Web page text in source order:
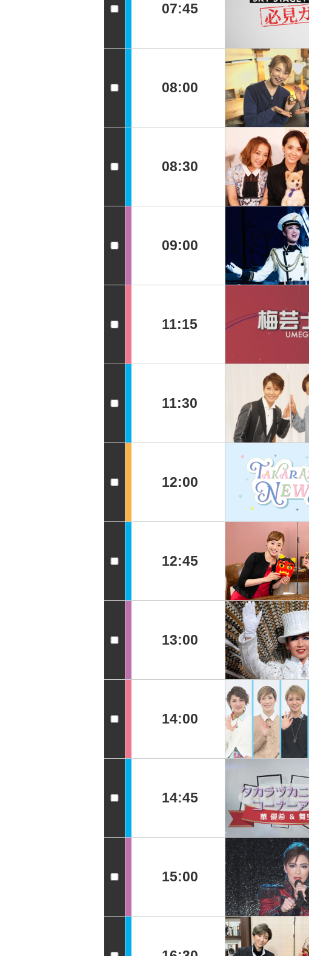
07:45
08:00
08:30
09:00
11:15
11:30
12:00
12:45
13:00
14:00
14:45
15:00